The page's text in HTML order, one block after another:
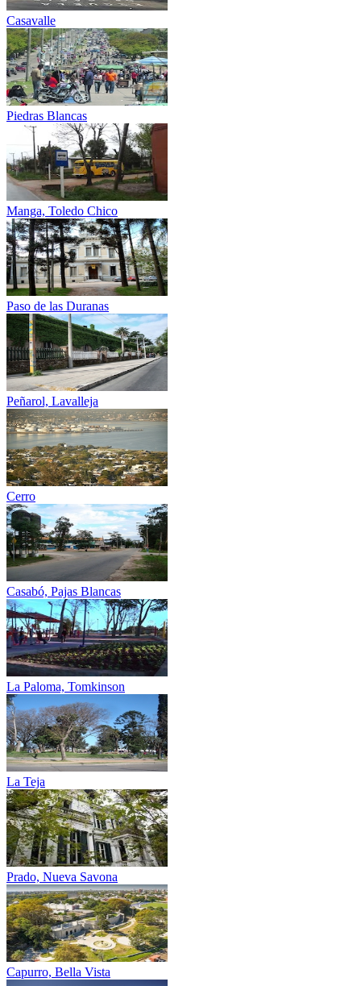
Casavalle
Piedras Blancas
Manga, Toledo Chico
Paso de las Duranas
Peñarol, Lavalleja
Cerro
Casabó, Pajas Blancas
La Paloma, Tomkinson
La Teja
Prado, Nueva Savona
Capurro, Bella Vista